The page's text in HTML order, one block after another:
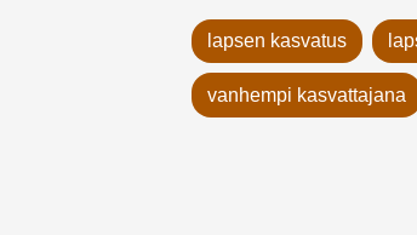
lapsen kasvatus
vanhempi kasvattajana